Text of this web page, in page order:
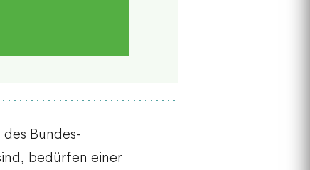
Bundes-
bedürfen einer